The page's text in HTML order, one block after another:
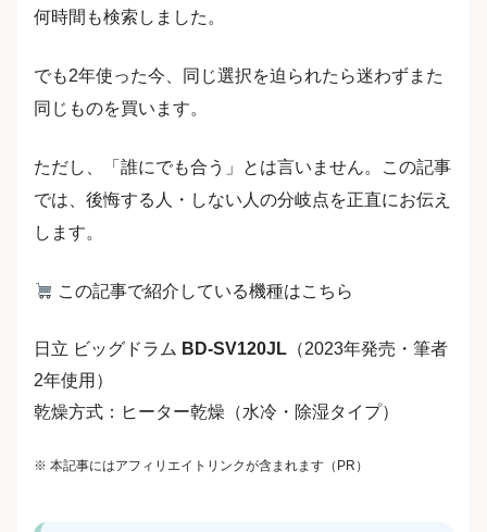
何時間も検索しました。
でも2年使った今、同じ選択を迫られたら迷わずまた
同じものを買います。
ただし、「誰にでも合う」とは言いません。この記事
では、後悔する人・しない人の分岐点を正直にお伝え
します。
この記事で紹介している機種はこちら
日立 ビッグドラム BD-SV120JL （2023年発売・筆者
2年使用）
乾燥方式：ヒーター乾燥（水冷・除湿タイプ）
※ 本記事にはアフィリエイトリンクが含まれます（PR）